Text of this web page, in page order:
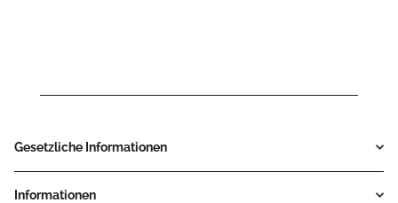
Gesetzliche Informationen
Informationen